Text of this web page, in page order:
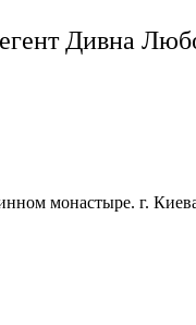
Дивна
монастыре. г.